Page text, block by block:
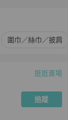
圍巾／絲巾／披肩
逛逛賣場
追蹤